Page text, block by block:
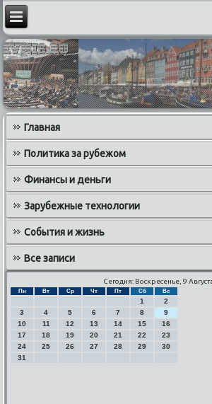
Главная
Политика за рубежом
Финансы и деньги
Зарубежные технологии
События и жизнь
Все записи
Сегодня: Воскресенье, 9
Пн Вт Ср Чт Пт Сб Вс
1
2
3
4 5 6 7 8
9
10
11 12 13 14 15
16
17
18 19 20 21 22
23
24
25 26 27 28 29
30
31